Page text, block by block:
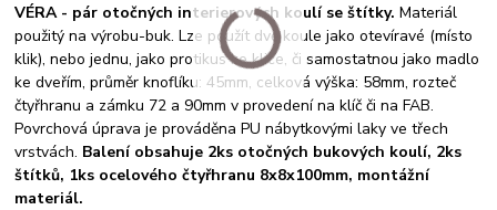
VÉRA - pár otočných interierových koulí se štítky. Materiál
použitý na výrobu-buk. Lze použít dvě koule jako otevíravé (místo
klik), nebo jednu, jako protikus ke klice, či samostatnou jako madlo
ke dveřím, průměr knoflíku: 45mm, celková výška: 58mm, rozteč
čtyřhranu a zámku 72 a 90mm v provedení na klíč či na FAB.
Povrchová úprava je prováděna PU nábytkovými laky ve třech
vrstvách. Balení obsahuje 2ks otočných bukových koulí, 2ks
štítků, 1ks ocelového čtyřhranu 8x8x100mm, montážní
materiál.